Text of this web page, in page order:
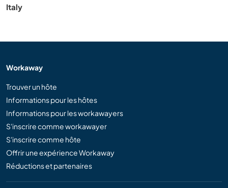
Italy
Workaway
Trouver un hôte
Informations pour les hôtes
Informations pour les workawayers
S'inscrire comme workawayer
S'inscrire comme hôte
Offrir une expérience Workaway
Réductions et partenaires